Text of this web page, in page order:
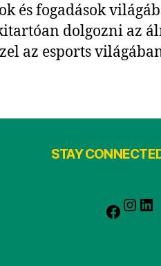
és fogadások
dolgozni az
az esports
STAY